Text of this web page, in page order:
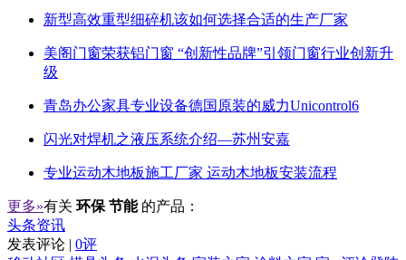
新型高效重型细碎机该如何选择合适的生产厂家
美阁门窗荣获铝门窗 “创新性品牌”引领门窗行业创新升
级
青岛办公家具专业设备德国原装的威力Unicontrol6
闪光对焊机之液压系统介绍—苏州安嘉
专业运动木地板施工厂家 运动木地板安装流程
更多»有关 环保 节能 的产品：
头条资讯
发表评论 | 0评